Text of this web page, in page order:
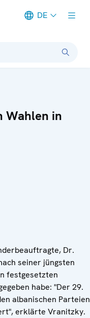
DE
Wahlen in
Dr.
seiner jüngsten
festgesetzten
habe: "Der 29.
albanischen Parteien
erklärte Vranitzky.